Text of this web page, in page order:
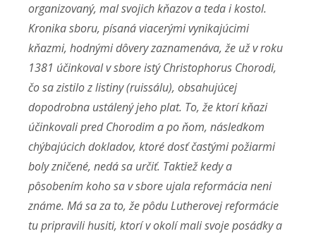
organizovaný, mal svojich kňazov a teda i kostol.
Kronika sboru, písaná viacerými vynikajúcimi
kňazmi, hodnými dôvery zaznamenáva, že už v roku
1381 účinkoval v sbore istý Christophorus Chorodi,
čo sa zistilo z listiny (ruissálu), obsahujúcej
dopodrobna ustálený jeho plat. To, že ktorí kňazi
účinkovali pred Chorodim a po ňom, následkom
chýbajúcich dokladov, ktoré dosť častými požiarmi
boly zničené, nedá sa určiť. Taktiež kedy a
pôsobením koho sa v sbore ujala reformácia neni
známe. Má sa za to, že pôdu Lutherovej reformácie
tu pripravili husiti, ktorí v okolí mali svoje posádky a